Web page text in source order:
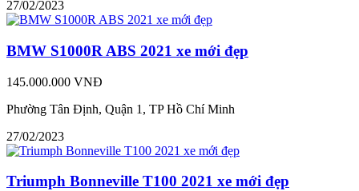
27/02/2023
BMW S1000R ABS 2021 xe mới đẹp
145.000.000 VNĐ
Phường Tân Định, Quận 1, TP Hồ Chí Minh
27/02/2023
Triumph Bonneville T100 2021 xe mới đẹp